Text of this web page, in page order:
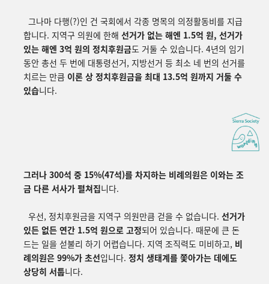
그나마 다행(?)인 건 국회에서 각종 명목의 의정활동비를 지급
합니다. 지역구 의원에 한해 선거가 없는 해엔 1.5억 원, 선거가
있는 해엔 3억 원의 정치후원금도 거둘 수 있습니다. 4년의 임기
동안 총선 두 번에 대통령선거, 지방선거 등 최소 네 번의 선거를
치르는 만큼 이론 상 정치후원금을 최대 13.5억 원까지 거둘 수
있습니다.
그러나 300석 중 15%(47석)를 차지하는 비례의원은 이와는 조
금 다른 서사가 펼쳐집니다.
우선, 정치후원금을 지역구 의원만큼 걷을 수 없습니다. 선거가
있든 없든 연간 1.5억 원으로 고정되어 있습니다. 때문에 큰 돈
드는 일을 섣불리 하기 어렵습니다. 지역 조직력도 미비하고, 비
례의원은 99%가 초선입니다. 정치 생태계를 쫓아가는 데에도
상당히 서툽니다.